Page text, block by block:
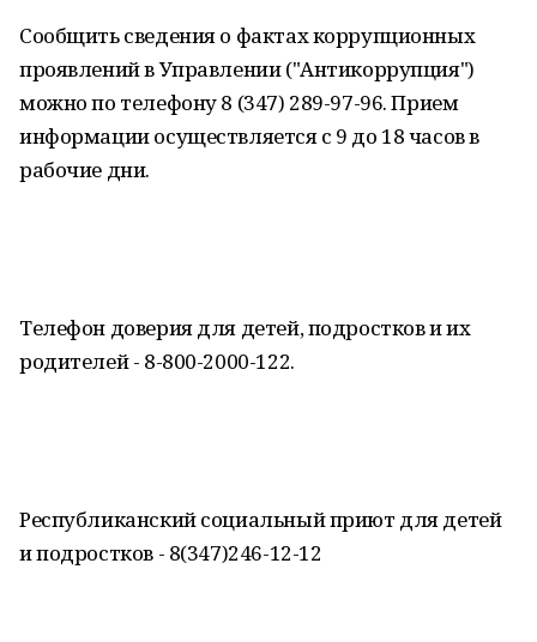
Сообщить сведения о фактах коррупционных
проявлений в Управлении ("Антикоррупция")
можно по телефону 8 (347) 289-97-96. Прием
информации осуществляется с 9 до 18 часов в
рабочие дни.
Телефон доверия для детей, подростков и их
родителей - 8-800-2000-122.
Республиканский социальный приют для детей
и подростков - 8(347)246-12-12